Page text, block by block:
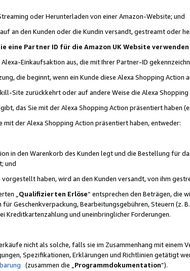
oder Herunterladen von einer Amazon-Website; und
an den Kunden oder die Kundin versandt, gestreamt oder
Partner ID für die Amazon UK Website
Einkaufsaktion aus, die mit Ihrer Partner-ID
die beginnt, wenn ein Kunde diese Alexa Shopping Action
Site zurückkehrt oder auf andere Weise die Alexa
das Sie mit der Alexa Shopping Action präsentiert haben
mit der Alexa Shopping Action präsentiert haben, entweder:
in den Warenkorb des Kunden legt und die Bestellung für
und
haben, wird an den Kunden versandt, von ihm
„ Qualifizierten Erlöse“ entsprechen den Beträgen, die
Geschenkverpackung, Bearbeitungsgebühren, Steuern (z.
Kreditkartenzahlung und uneinbringlicher Forderungen.
nicht als solche, falls sie im Zusammenhang mit einem
Spezifikationen, Erklärungen und Richtlinien getätigt
(zusammen die „ Programmdokumentation“).